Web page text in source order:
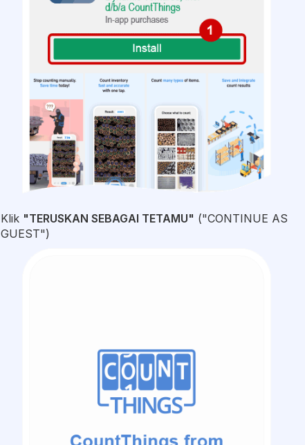
Klik "TERUSKAN SEBAGAI TETAMU" ("CONTINUE AS
GUEST")